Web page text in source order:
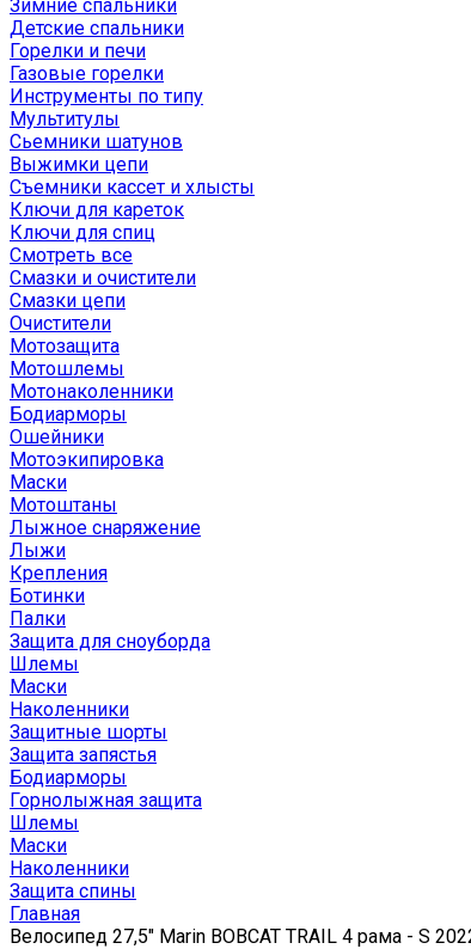
Зимние спальники
Детские спальники
Горелки и печи
Газовые горелки
Инструменты по типу
Мультитулы
Сьемники шатунов
Выжимки цепи
Съемники кассет и хлысты
Ключи для кареток
Ключи для спиц
Смотреть все
Смазки и очистители
Смазки цепи
Очистители
Мотозащита
Мотошлемы
Мотонаколенники
Бодиарморы
Ошейники
Мотоэкипировка
Маски
Мотоштаны
Лыжное снаряжение
Лыжи
Крепления
Ботинки
Палки
Защита для сноуборда
Шлемы
Маски
Наколенники
Защитные шорты
Защита запястья
Бодиарморы
Горнолыжная защита
Шлемы
Маски
Наколенники
Защита спины
Главная
Велосипед 27,5" Marin BOBCAT TRAIL 4 рама - S